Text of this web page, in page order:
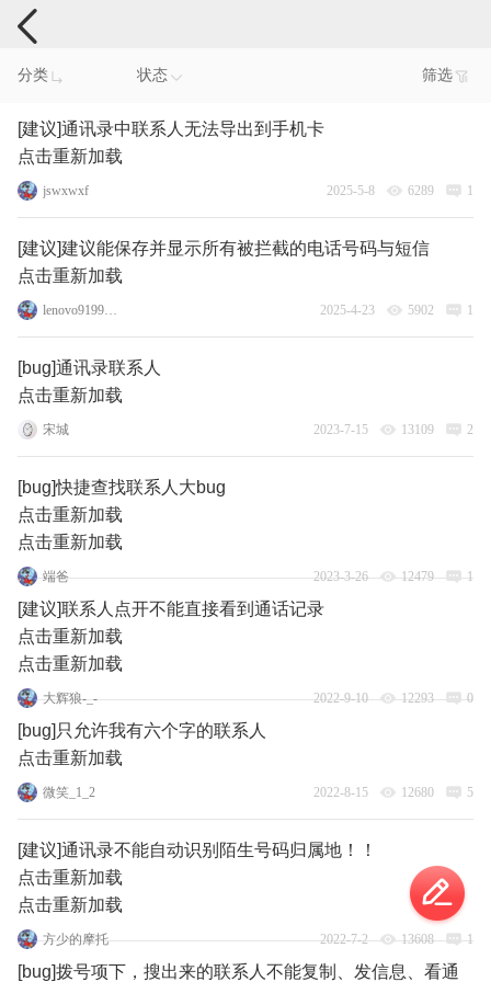
手机反馈
分类 状态 筛选
[建议]通讯录中联系人无法导出到手机卡
点击重新加载
jswxwxf 2025-5-8 6289 1
[建议]建议能保存并显示所有被拦截的电话号码与短信
点击重新加载
lenovo91993839 2025-4-23 5902 1
[bug]通讯录联系人
点击重新加载
宋城 2023-7-15 13109 2
[bug]快捷查找联系人大bug
点击重新加载
点击重新加载
端爸 2023-3-26 12479 1
[建议]联系人点开不能直接看到通话记录
点击重新加载
点击重新加载
大辉狼-_- 2022-9-10 12293 0
[bug]只允许我有六个字的联系人
点击重新加载
微笑_1_2 2022-8-15 12680 5
[建议]通讯录不能自动识别陌生号码归属地！！
点击重新加载
点击重新加载
方少的摩托 2022-7-2 13608 1
[bug]拨号项下，搜出来的联系人不能复制、发信息、看通